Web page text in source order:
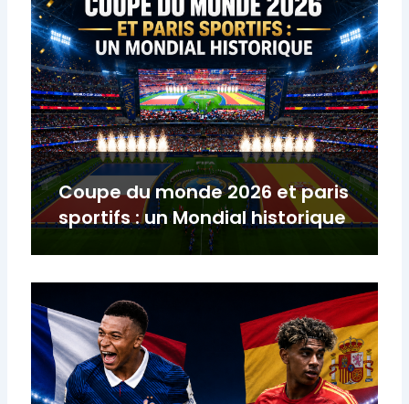
Coupe du monde 2026 et paris
sportifs : un Mondial historique